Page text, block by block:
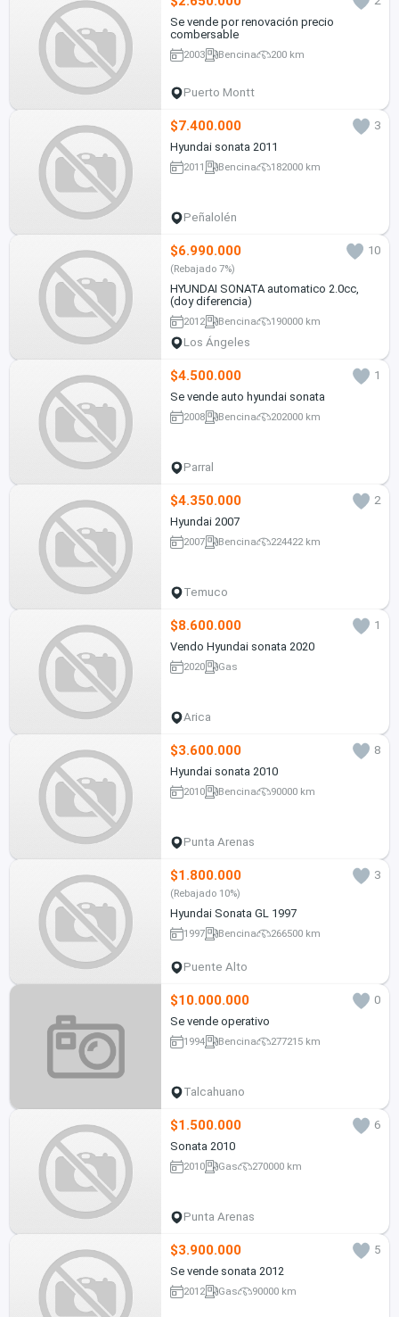
Se vende por renovación precio
combersable
2003 Bencina 200 km
Puerto Montt
$7.400.000
3
Hyundai sonata 2011
2011 Bencina 182000 km
Peñalolén
$6.990.000 10
(Rebajado 7%)
HYUNDAI SONATA automatico 2.0cc,
(doy diferencia)
2012 Bencina 190000 km
Los Ángeles
$4.500.000
1
Se vende auto hyundai sonata
2008 Bencina 202000 km
Parral
$4.350.000
2
Hyundai 2007
2007 Bencina 224422 km
Temuco
$8.600.000
1
Vendo Hyundai sonata 2020
2020 Gas
Arica
$3.600.000
8
Hyundai sonata 2010
2010 Bencina 90000 km
Punta Arenas
$1.800.000 3
(Rebajado 10%)
Hyundai Sonata GL 1997
1997 Bencina 266500 km
Puente Alto
$10.000.000
0
Se vende operativo
1994 Bencina 277215 km
Talcahuano
$1.500.000
6
Sonata 2010
2010 Gas 270000 km
Punta Arenas
$3.900.000
5
Se vende sonata 2012
2012 Gas 90000 km